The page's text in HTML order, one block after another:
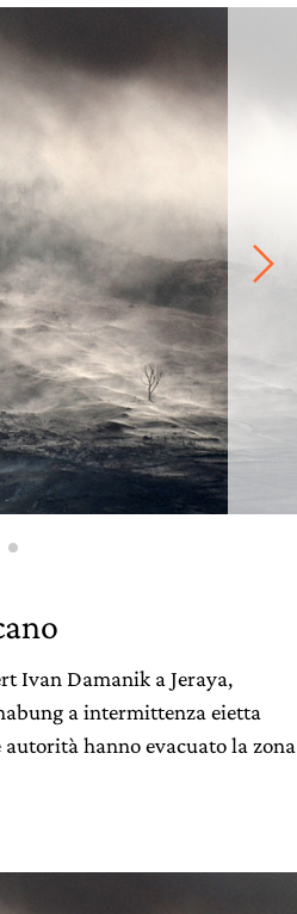
Ivan Damanik a Jeraya,
a intermittenza eietta
hanno evacuato la zona